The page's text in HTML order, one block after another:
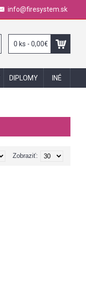
info@firesystem.sk
0 ks - 0,00€
DIPLOMY INÉ
Zobraziť: